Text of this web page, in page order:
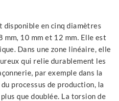
disponible en cinq diamètres
mm, 10 mm et 12 mm. Elle est
Dans une zone linéaire, elle
qui relie durablement les
par exemple dans la
processus de production, la
que doublée. La torsion de